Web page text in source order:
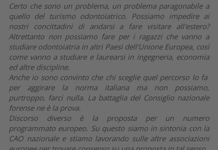
Certo che sono un problema, un problema paragonabile a
quello del turismo odontoiatrico. Possiamo impedire ai
nostri concittadini di andarsi a fare visitare all'estero?
Altrettanto non possiamo fare per i ragazzi che vanno a
studiare odontoiatria in altri Paesi dell'Unione Europea, così
come vanno a studiare e laurearsi in ingegneria, economia
ed altre discipline.
Anche io sono convinto che chi sceglie quel percorso lo fa
per aggirare la norma italiana ma non possiamo,
purtroppo, farci nulla. La battaglia del Consiglio nazionale
forense ne è la prova.
Discorso diverso è la proposta per un numero
programmato europeo. Su questo siamo in sintonia con la
CAO nazionale e stiamo lavorando sulle altre associazioni